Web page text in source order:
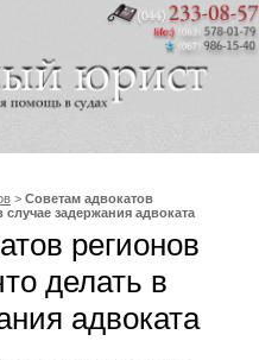
> Советам адвокатов
задержания адвоката
регионов
делать в
адвоката